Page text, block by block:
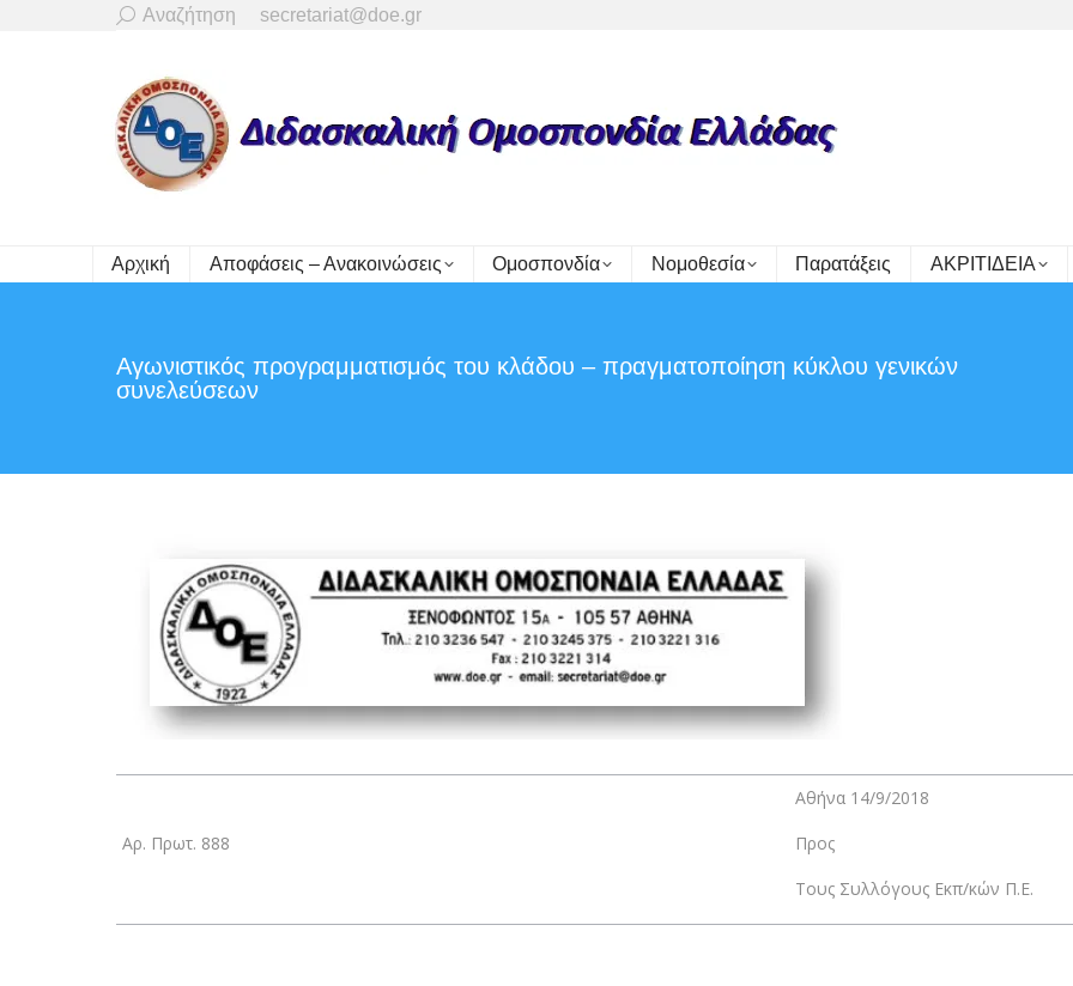
Search:
Αναζήτηση secretariat@doe.gr
Αρχική Αποφάσεις – Ανακοινώσεις Ομοσπονδία Νομοθεσία Παρατάξεις ΑΚΡΙΤΙΔΕΙΑ
Αγωνιστικός προγραμματισμός του κλάδου – πραγματοποίηση κύκλου γενικών
συνελεύσεων
Αρ. Πρωτ. 888
Αθήνα 14/9/2018
Προς
Τους Συλλόγους Εκπ/κών Π.Ε.